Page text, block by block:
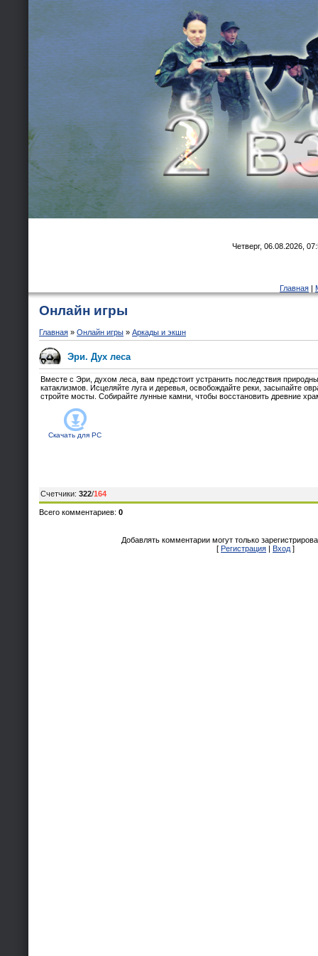
Четверг, 06.08.2026,
Главная
Онлайн игры
Главная » Онлайн игры » Аркады и экшн
Эри. Дух леса
Вместе с Эри, духом леса, вам предстоит устранить последствия
катаклизмов. Исцеляйте луга и деревья, освобождайте реки, засыпайте
стройте мосты. Собирайте лунные камни, чтобы восстановить древние
Скачать для PC
Счетчики: 322/164
Всего комментариев: 0
Добавлять комментарии могут только
[ Регистрация | Вход ]